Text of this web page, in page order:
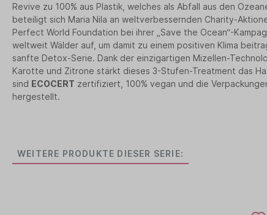
Revive zu 100% aus Plastik, welches als Abfall aus den
beteiligt sich Maria Nila an weltverbessernden Charity-
Perfect World Foundation bei ihrer „Save the Ocean“-
weltweit Wälder auf, um damit zu einem positiven Klima
sanfte Detox-Serie. Dank der einzigartigen Mizellen-
Karotte und Zitrone stärkt dieses 3-Stufen-Treatment das
sind ECOCERT zertifiziert, 100% vegan und die
hergestellt.
WEITERE PRODUKTE DIESER SERIE: